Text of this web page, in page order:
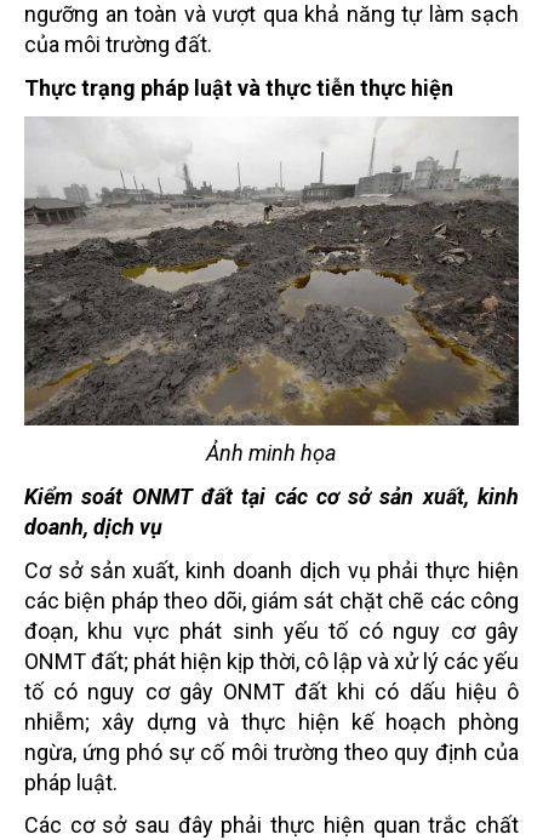
ngưỡng an toàn và vượt qua khả năng tự làm sạch
của môi trường đất.
Thực trạng pháp luật và thực tiễn thực hiện
Ảnh minh họa
Kiểm soát ONMT đất tại các cơ sở sản xuất, kinh
doanh, dịch vụ
Cơ sở sản xuất, kinh doanh dịch vụ phải thực hiện
các biện pháp theo dõi, giám sát chặt chẽ các công
đoạn, khu vực phát sinh yếu tố có nguy cơ gây
ONMT đất; phát hiện kịp thời, cô lập và xử lý các yếu
tố có nguy cơ gây ONMT đất khi có dấu hiệu ô
nhiễm; xây dựng và thực hiện kế hoạch phòng
ngừa, ứng phó sự cố môi trường theo quy định của
pháp luật.
Các cơ sở sau đây phải thực hiện quan trắc chất